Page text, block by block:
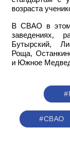
возраста
В СВАО в
заведениях,
Бутырский,
Роща,
и Южное
#СВАО